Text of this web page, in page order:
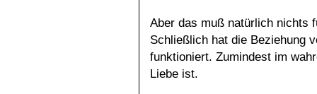
Aber das muß natürlich nichts
Schließlich hat die Beziehung
funktioniert. Zumindest im
Liebe ist.